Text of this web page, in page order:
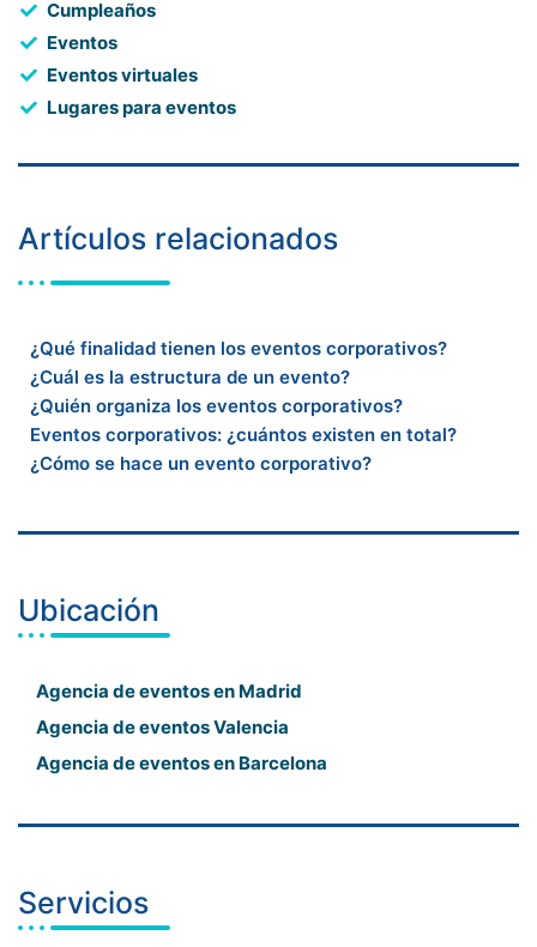
Cumpleaños
Eventos
Eventos virtuales
Lugares para eventos
Artículos relacionados
¿Qué finalidad tienen los eventos corporativos?
¿Cuál es la estructura de un evento?
¿Quién organiza los eventos corporativos?
Eventos corporativos: ¿cuántos existen en total?
¿Cómo se hace un evento corporativo?
Ubicación
Agencia de eventos en Madrid
Agencia de eventos Valencia
Agencia de eventos en Barcelona
Servicios